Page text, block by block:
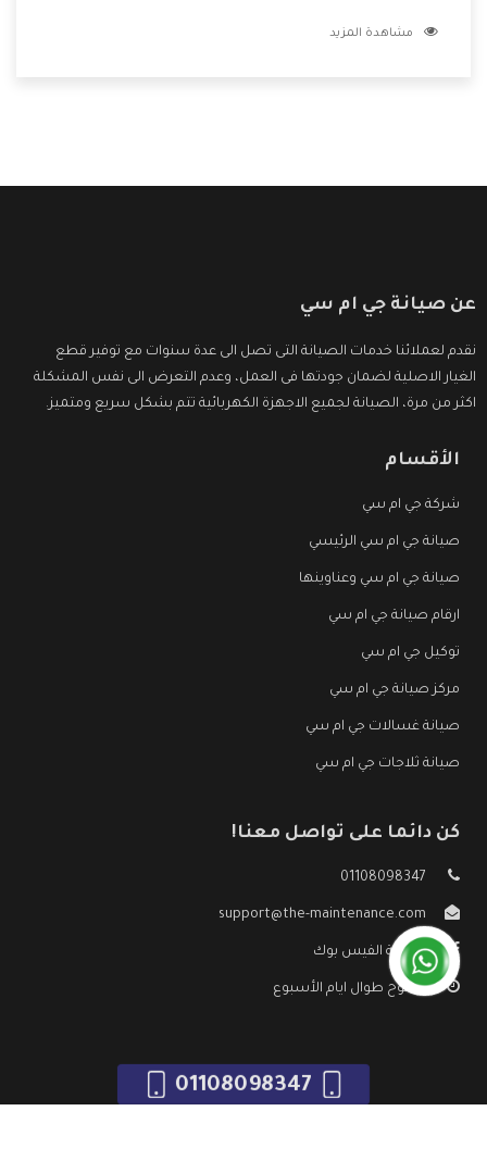
الشركة بها والتى تكون منها خدمة الصيانة التى تكون من أهم
مشاهدة المزيد
عن صيانة جي ام سي
نقدم لعملائنا خدمات الصيانة التى تصل الى عدة سنوات مع توفير قطع
الغيار الاصلية لضمان جودتها فى العمل، وعدم التعرض الى نفس المشكلة
اكثر من مرة، الصيانة لجميع الاجهزة الكهربائية تتم بشكل سريع ومتميز.
الأقسام
شركة جي ام سي
صيانة جي ام سي الرئيسي
صيانة جي ام سي وعناوينها
ارقام صيانة جي ام سي
توكيل جي ام سي
مركز صيانة جي ام سي
صيانة غسالات جي ام سي
صيانة ثلاجات جي ام سي
كن دائما على تواصل معنا!
01108098347
support@the-maintenance.com
صفحة الفيس بوك
مفتوح طوال ايام الأسبوع
01108098347